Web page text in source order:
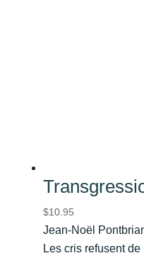
$10.95
Jean-Noël
Les cris refusent